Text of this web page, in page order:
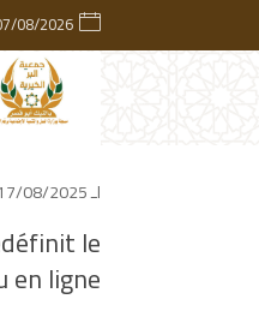
08/2026
لـ08/2025 |
le
en ligne